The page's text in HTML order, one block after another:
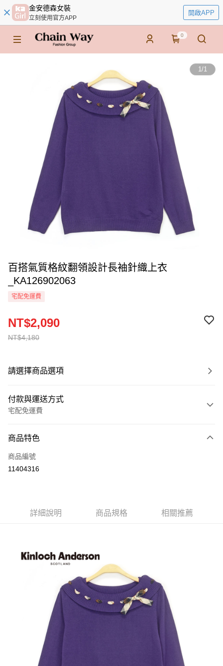
金安德森女裝
立刻使用官方APP
開啟APP
0
1/1
百搭氣質格紋翻領設計長袖針織上衣
_KA126902063
宅配免運費
NT$4,180
NT$2,090
請選擇商品選項
付款與運送方式
宅配免運費
信用卡一次付款
LINE Pay
運送方式
每筆NT$60，滿NT$1,000(含以上)免運費
付款後7-11取貨
每筆NT$60，滿NT$1,000(含以上)免運費
商品特色
商品編號
11404316
詳細說明 商品規格 相關推薦